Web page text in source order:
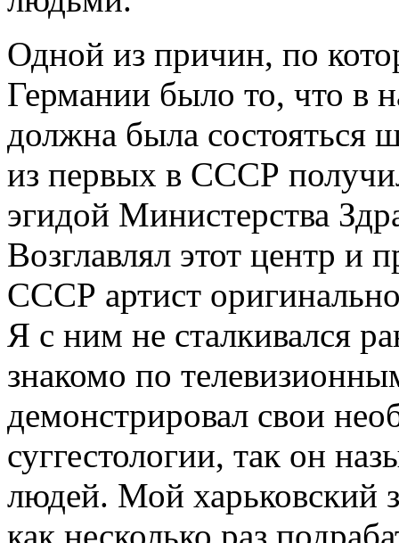
Одной из причин, по
Германии было то, что в
должна была состояться
из первых в СССР
эгидой Министерства
Возглавлял этот центр и
СССР артист
Я с ним не сталкивался
знакомо по
демонстрировал свои
суггестологии, так он
людей. Мой харьковский